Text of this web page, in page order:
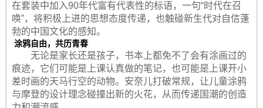
在套装中加入90年代富有代表性的标语，一句“时代在召
唤”，将积极上进的思想态度传递，也触碰新生代对自信蓬
勃的中国文化的感知。
涂鸦自由，共历青春
无论是家长还是孩子，书本上都免不了会有涂画过的
痕迹，它们可能是上课认真做的笔记，也可能是上课开小
差时画的天马行空的动物。安奈儿打破常规，让儿童涂鸦
与摩登的设计理念碰撞出新的火花，从而传递国潮的创造